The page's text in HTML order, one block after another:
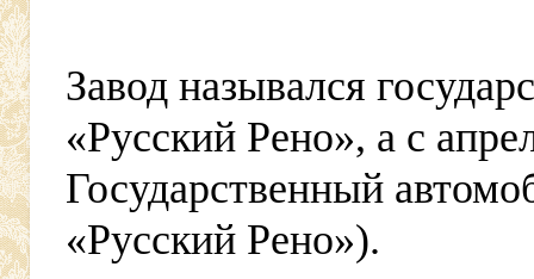
Завод назывался
«Русский Рено», а с
Государственный
«Русский Рено»).